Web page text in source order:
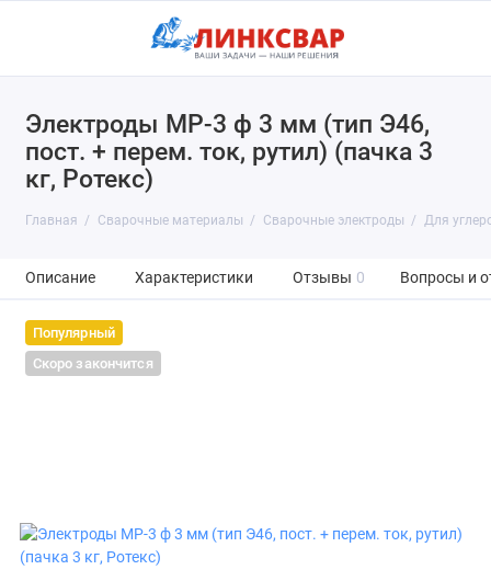
Электроды МР-3 ф 3 мм (тип Э46,
пост. + перем. ток, рутил) (пачка 3
кг, Ротекс)
Главная Сварочные материалы Сварочные электроды Для
Сварочные электроды
Сварочная проволока
Присадочный пруток
Флюс
Описание Характеристики Отзывы 0 Вопросы и
Популярный
Скоро закончится